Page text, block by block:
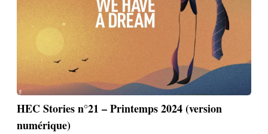
HEC Stories n°21 – Printemps 2024 (version
numérique)